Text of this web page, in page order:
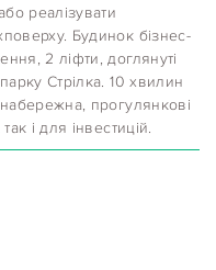
реалізувати
Будинок бізнес-
2 ліфти, доглянуті
Стрілка. 10 хвилин
прогулянкові
і для інвестицій.